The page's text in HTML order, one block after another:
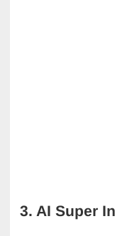
3. AI Super